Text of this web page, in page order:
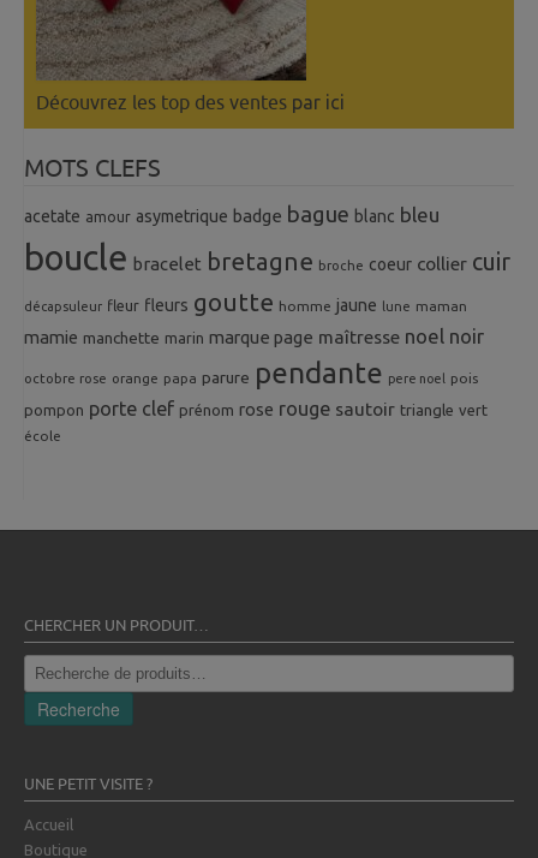
Découvrez les top des ventes par ici
MOTS CLEFS
acetate amour asymetrique badge bague blanc bleu
boucle bracelet bretagne broche coeur collier cuir
décapsuleur fleur fleurs goutte homme jaune lune maman
mamie manchette marin marque page maîtresse noel noir
octobre rose orange papa parure pendante pere noel pois
pompon porte clef prénom rose rouge sautoir triangle vert
école
CHERCHER UN PRODUIT…
Recherche
pour :
Recherche
UNE PETIT VISITE ?
Accueil
Boutique